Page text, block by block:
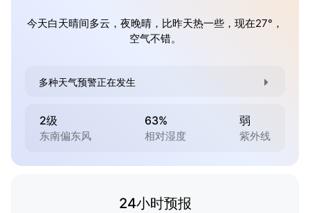
今天白天晴间多云，夜晚晴，比昨天热一些，现在27°，
空气不错。
多种天气预警正在发生
2级
东南偏东风
63%
相对湿度
弱
紫外线
24小时预报